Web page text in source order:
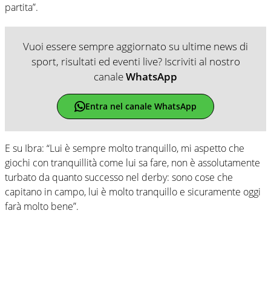
partita”.
Vuoi essere sempre aggiornato su ultime news di
sport, risultati ed eventi live? Iscriviti al nostro
canaleWhatsApp
Entra nel canale WhatsApp
E su Ibra: “Lui è sempre molto tranquillo, mi aspetto che
giochi con tranquillità come lui sa fare, non è assolutamente
turbato da quanto successo nel derby: sono cose che
capitano in campo, lui è molto tranquillo e sicuramente oggi
farà molto bene”.